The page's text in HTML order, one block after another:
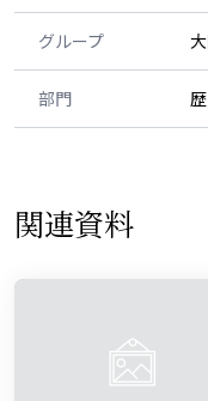
グループ
部門
関連資料